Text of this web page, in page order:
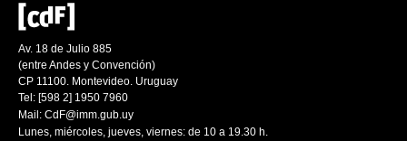
Av. 18 de Julio 885
(entre Andes y Convención)
CP 11100. Montevideo. Uruguay
Tel: [598 2] 1950 7960
Mail: CdF@imm.gub.uy
Lunes, miércoles, jueves, viernes: de 10 a 19.30 h.